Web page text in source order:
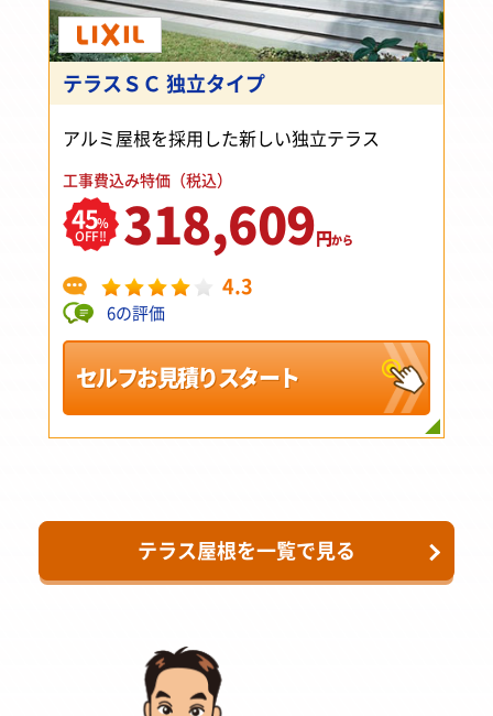
テラスＳＣ 独立タイプ
アルミ屋根を採用した新しい独立テラス
工事費込み特価（税込）
45%
OFF!! 318,609円から
4.3
6の評価
セルフお見積りスタート
テラス屋根を一覧で見る